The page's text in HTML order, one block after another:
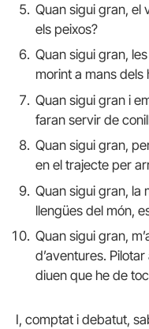
Quan sigui gran, el
els peixos?
Quan sigui gran,
morint a mans dels
Quan sigui gran i
faran servir de
Quan sigui gran,
en el trajecte per
Quan sigui gran, la
llengües del món,
Quan sigui gran,
d’aventures.
diuen que he de
I, comptat i debatut,